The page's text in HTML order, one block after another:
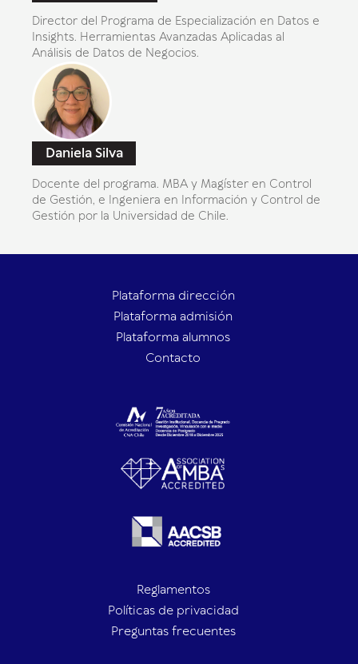
Director del Programa de Especialización en Datos e
Insights. Herramientas Avanzadas Aplicadas al
Análisis de Datos de Negocios.
Daniela Silva
Docente del programa. MBA y Magíster en Control
de Gestión, e Ingeniera en Información y Control de
Gestión por la Universidad de Chile.
Plataforma dirección
Plataforma admisión
Plataforma alumnos
Contacto
Reglamentos
Políticas de privacidad
Preguntas frecuentes